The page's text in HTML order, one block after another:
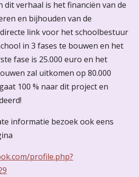
dit verhaal is het financiën van de
en bijhouden van de
link voor het schoolbestuur
in 3 fases te bouwen en het
fase is 25.000 euro en het
zal uitkomen op 80.000
100 % naar dit project en
informatie bezoek ook eens
profile.php?